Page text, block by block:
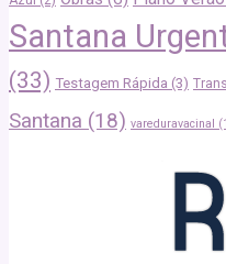
Santana
(33) Testagem Rápida (3)
Santana (18) vareduravacinal